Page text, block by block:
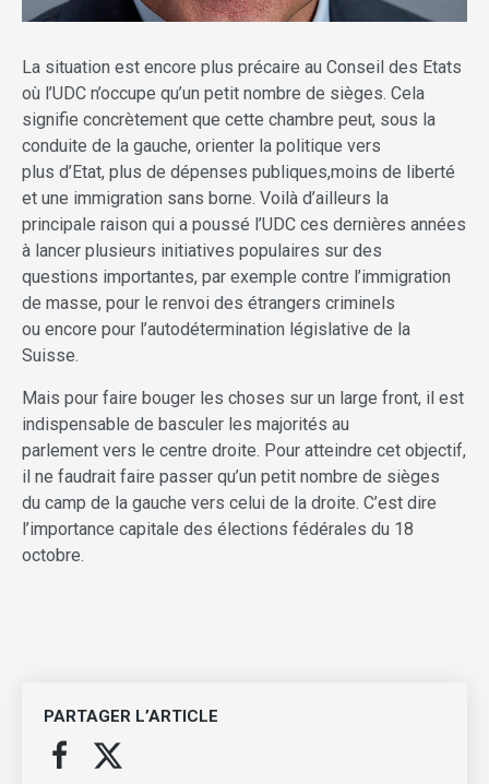
La situation est encore plus précaire au Conseil des Etats
où l’UDC n’occupe qu’un petit nombre de sièges. Cela
signifie concrètement que cette chambre peut, sous la
conduite de la gauche, orienter la politique vers
plus d’Etat, plus de dépenses publiques,moins de liberté
et une immigration sans borne. Voilà d’ailleurs la
principale raison qui a poussé l’UDC ces dernières années
à lancer plusieurs initiatives populaires sur des
questions importantes, par exemple contre l’immigration
de masse, pour le renvoi des étrangers criminels
ou encore pour l’autodétermination législative de la
Suisse.
Mais pour faire bouger les choses sur un large front, il est
indispensable de basculer les majorités au
parlement vers le centre droite. Pour atteindre cet objectif,
il ne faudrait faire passer qu’un petit nombre de sièges
du camp de la gauche vers celui de la droite. C’est dire
l’importance capitale des élections fédérales du 18
octobre.
PARTAGER L’ARTICLE